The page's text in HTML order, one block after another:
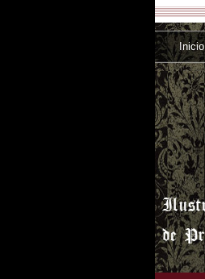
Inicio